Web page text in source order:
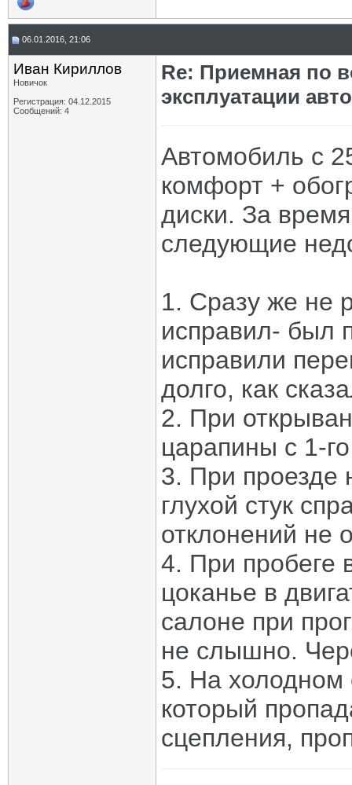
06.01.2016, 21:06
Иван Кириллов
Новичок
Регистрация: 04.12.2015
Сообщений: 4
Re: Приемная по
эксплуатации
Автомобиль с
комфорт +
диски. За
следующие
1. Сразу же не
исправил- был
исправили
долго, как
2. При
царапины с 1-
3. При проезде
глухой стук
отклонений не
4. При пробеге
цоканье в
салоне при
не слышно.
5. На холодном
который
сцепления,